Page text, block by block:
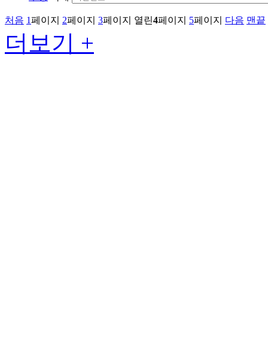
처음 1페이지 2페이지 3페이지 열린4페이지 5페이지 다음 맨끝
더보기 +